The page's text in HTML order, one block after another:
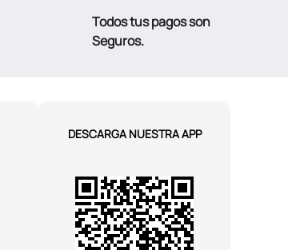
Todos tus pagos son
Seguros.
DESCARGA NUESTRA APP